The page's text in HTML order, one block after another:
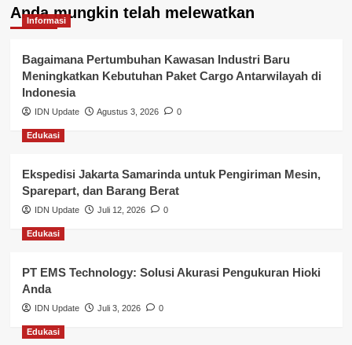
Kepegawaian & ASN Banyuasin
Kesehatan
Keuangan
Lalu Lintas
Layanan Publik Kabupaten Banyuasin
Nasional
Pemerintahan
Pendidikan
Perbankan & Keuangan
Perpajakan & Keuangan
Anda mungkin telah melewatkan
Informasi
Bagaimana Pertumbuhan Kawasan Industri Baru
Meningkatkan Kebutuhan Paket Cargo Antarwilayah di
Indonesia
IDN Update Agustus 3, 2026 0
Edukasi
Ekspedisi Jakarta Samarinda untuk Pengiriman Mesin,
Sparepart, dan Barang Berat
IDN Update Juli 12, 2026 0
Edukasi
PT EMS Technology: Solusi Akurasi Pengukuran Hioki
Anda
IDN Update Juli 3, 2026 0
Edukasi